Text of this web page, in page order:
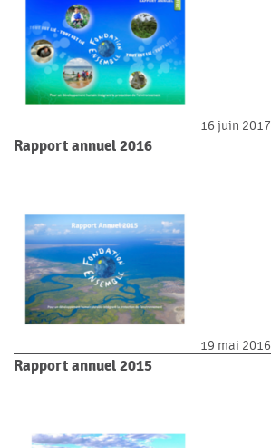
16 juin 2017
Rapport annuel 2016
19 mai 2016
Rapport annuel 2015